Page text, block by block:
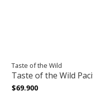
Taste of the Wild
Taste of the Wild
$69.900